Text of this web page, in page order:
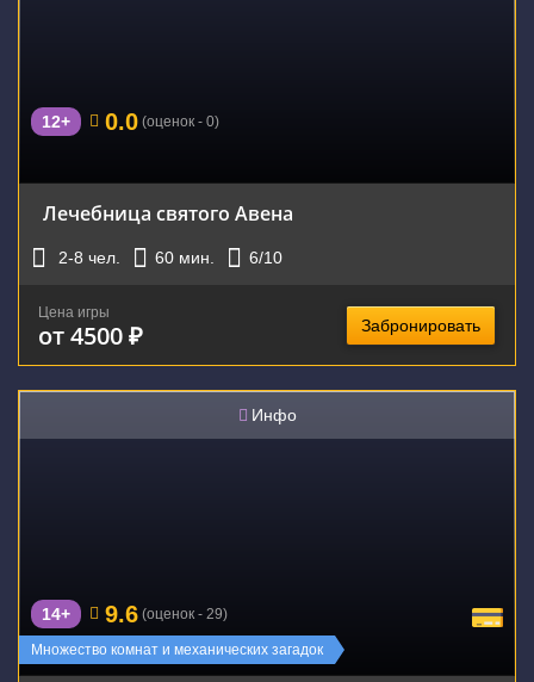
12+ 0.0 (оценок - 0)
Лечебница святого Авена
2-8 чел. 60 мин. 6/10
Цена игры
от 4500 ₽ Забронировать
Инфо
Множество комнат и механических загадок
14+ 9.6 (оценок - 29)